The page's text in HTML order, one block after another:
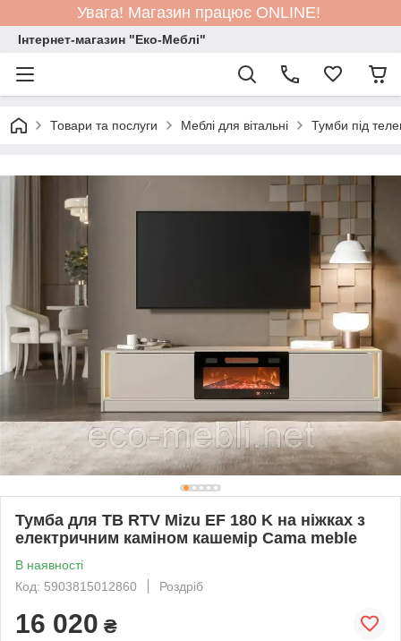
Увага! Магазин працює ONLINE!
Інтернет-магазин "Еко-Меблі"
Товари та послуги Меблі для вітальні Тумби під
Тумба для ТВ RTV Mizu EF 180 K на ніжках з
електричним каміном кашемір Cama meble
В наявності
Код: 5903815012860
Роздріб
16 020 ₴